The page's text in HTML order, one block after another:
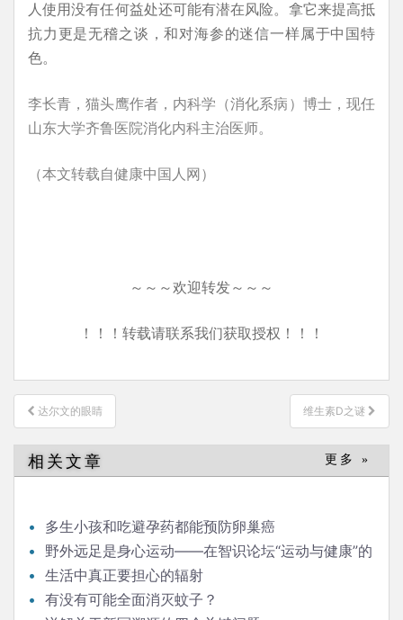
人使用没有任何益处还可能有潜在风险。拿它来提高抵
抗力更是无稽之谈，和对海参的迷信一样属于中国特
色。
李长青，猫头鹰作者，内科学（消化系病）博士，现任
山东大学齐鲁医院消化内科主治医师。
（本文转载自健康中国人网）
～～～欢迎转发～～～
！！！转载请联系我们获取授权！！！
文
章
导
航
达尔文的眼睛 维生素D之谜
相关文章 更多 »
多生小孩和吃避孕药都能预防卵巢癌
野外远足是身心运动——在智识论坛“运动与健康”的
发言生活中真正要担心的辐射
有没有可能全面消灭蚊子？